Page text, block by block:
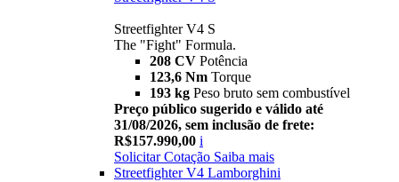
Streetfighter V4 S
The "Fight" Formula.
208 CV Potência
123,6 Nm Torque
193 kg Peso bruto sem combustível
Preço público sugerido e válido até
31/08/2026, sem inclusão de frete:
R$157.990,00 i
Solicitar Cotação Saiba mais
Streetfighter V4 Lamborghini